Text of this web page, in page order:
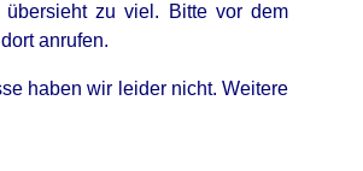
zu viel. Bitte vor dem
anrufen.
haben wir leider nicht. Weitere